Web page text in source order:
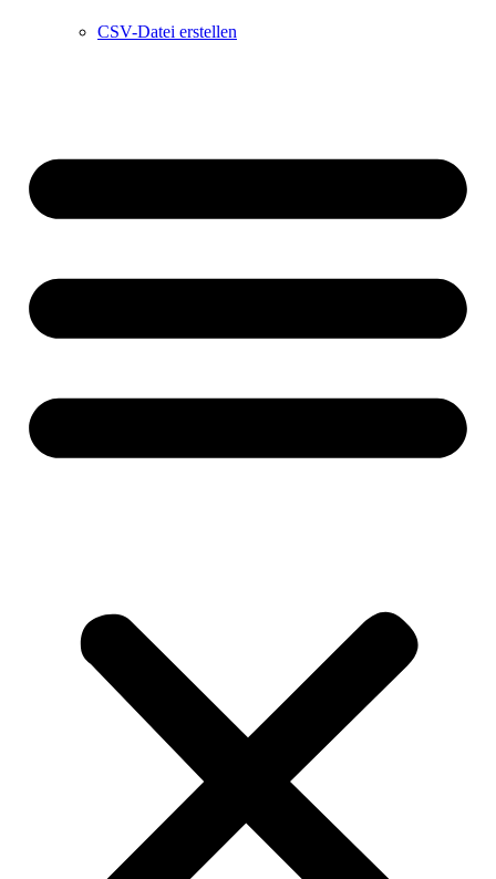
CSV-Datei erstellen